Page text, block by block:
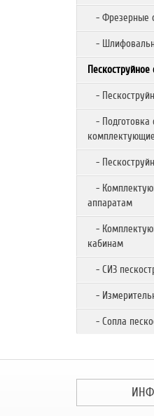
- Фрезерные
-
-
- Подготовка
комплектующие
-
-
аппаратам
-
кабинам
- СИЗ
-
- Сопла